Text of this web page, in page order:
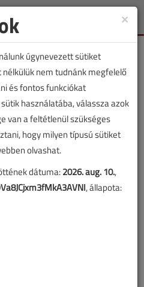
Toggle
A benne szereplő
veszíthették, valamint a tartalom
×
úgynevezett sütiket
nem tudnánk megfelelő
és fontos funkciókat
használatába, válassza azok
van a feltétlenül szükséges
hogy milyen típusú sütiket
olvashat.
dátuma:2026. aug. 10.,
, állapota: